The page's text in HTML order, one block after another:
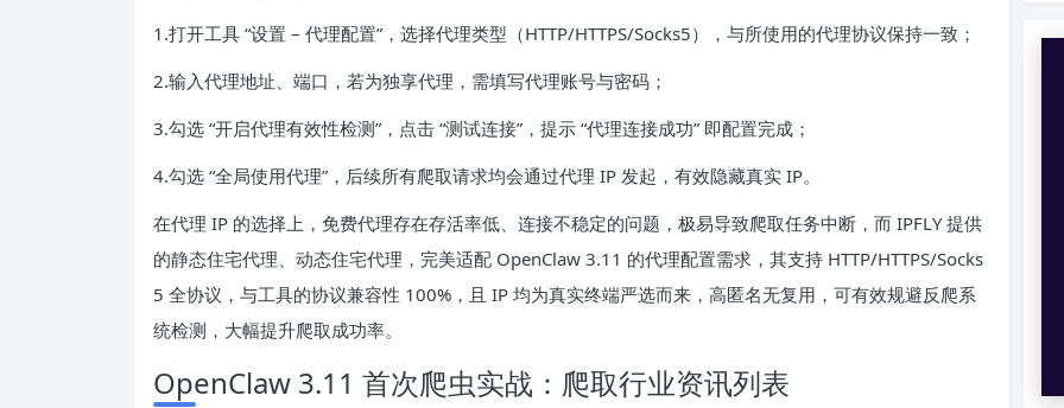
1.打开工具 “设置 – 代理配置”，选择代理类型（HTTP/HTTPS/Socks5），与所使用的代理协议保持一致；
2.输入代理地址、端口，若为独享代理，需填写代理账号与密码；
3.勾选 “开启代理有效性检测”，点击 “测试连接”，提示 “代理连接成功” 即配置完成；
4.勾选 “全局使用代理”，后续所有爬取请求均会通过代理 IP 发起，有效隐藏真实 IP。
在代理 IP 的选择上，免费代理存在存活率低、连接不稳定的问题，极易导致爬取任务中断，而 IPFLY 提供
的静态住宅代理、动态住宅代理，完美适配 OpenClaw 3.11 的代理配置需求，其支持 HTTP/HTTPS/Socks
5 全协议，与工具的协议兼容性 100%，且 IP 均为真实终端严选而来，高匿名无复用，可有效规避反爬系
统检测，大幅提升爬取成功率。
OpenClaw 3.11 首次爬虫实战：爬取行业资讯列表